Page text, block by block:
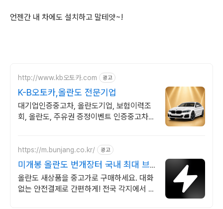
언젠간 내 차에도 설치하고 말테얏~!
http://www.kb오토카.com 광고
K-B오토카,올란도 전문기업
대기업인증중고차, 올란도기업, 보험이력조
회, 올란도, 주유권 증정이벤트 인증중고차 7
https://m.bunjang.co.kr/ 광고
미개봉 올란도 번개장터 국내 최대 브
랜드 중고거래
올란도 새상품을 중고가로 구매하세요. 대화
없는 안전결제로 간편하게! 전국 각지에서 올